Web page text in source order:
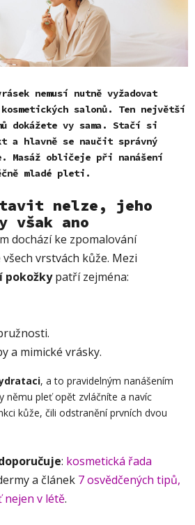
nemusí nutně vyžadovat
salonů. Ten největší
dokážete vy sama. Stačí si
a hlavně se naučit správný
Masáž obličeje při nanášení
mladé pleti.
nelze, jeho
však ano
dochází ke zpomalování
vrstvách kůže. Mezi
pokožkypatří zejména:
a mimické vrásky.
, a to pravidelným nanášením
němu pleť opět zvláčníte a navíc
kůže, čili odstranění prvních dvou
: kosmetická řada
a článek 7 osvědčených tipů,
nejen v létě.